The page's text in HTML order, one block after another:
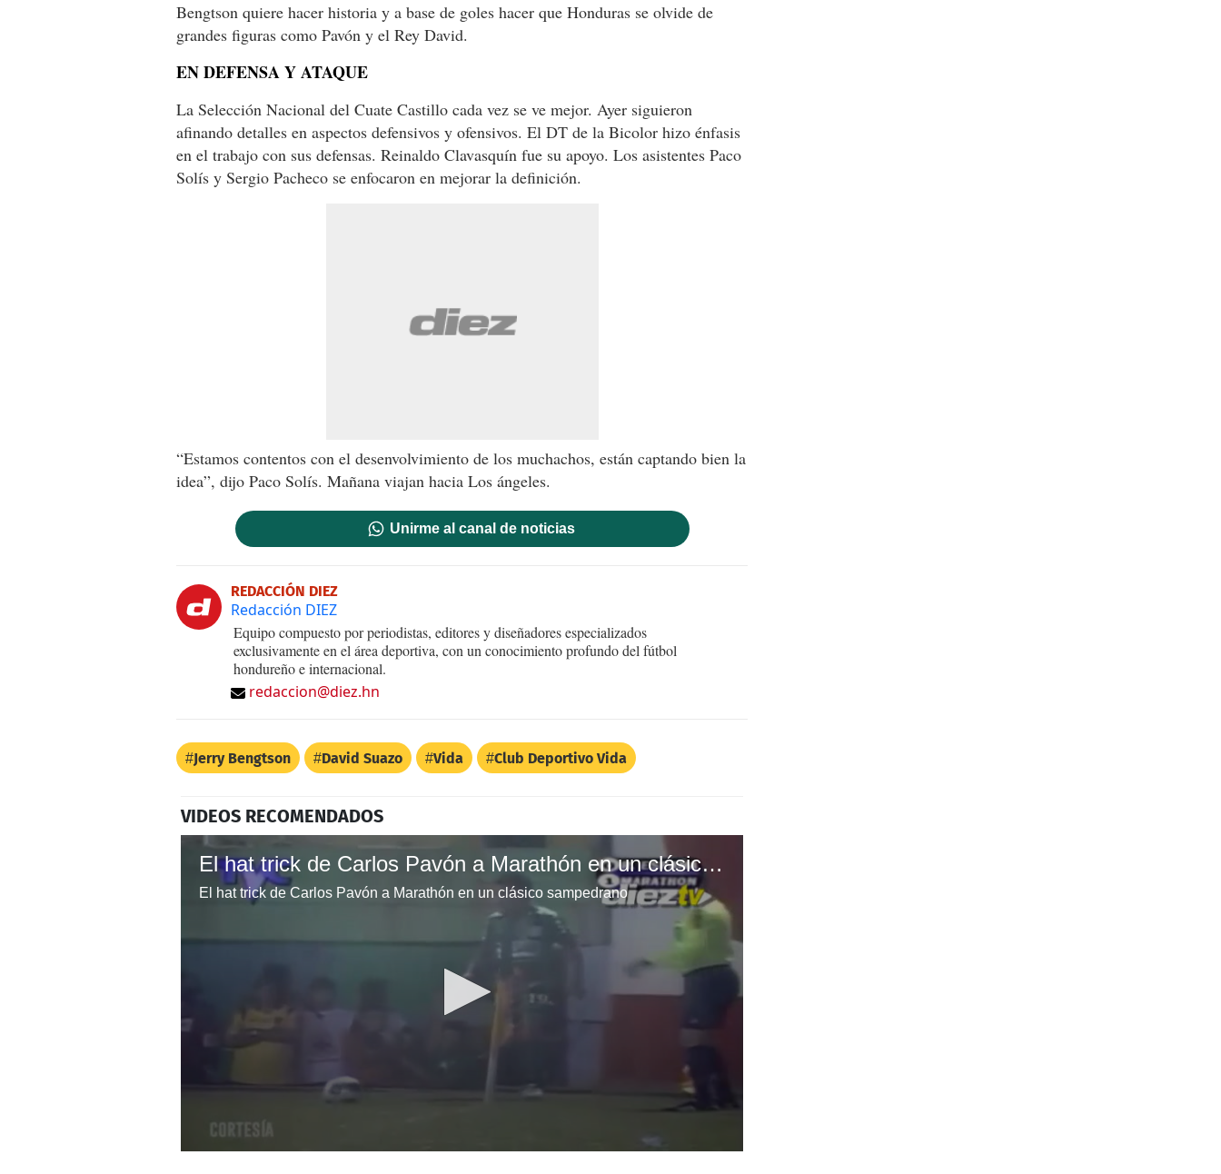
Bengtson quiere hacer historia y a base de goles hacer que Honduras se olvide de
grandes figuras como Pavón y el Rey David.
EN DEFENSA Y ATAQUE
La Selección Nacional del Cuate Castillo cada vez se ve mejor. Ayer siguieron
afinando detalles en aspectos defensivos y ofensivos. El DT de la Bicolor hizo énfasis
en el trabajo con sus defensas. Reinaldo Clavasquín fue su apoyo. Los asistentes Paco
Solís y Sergio Pacheco se enfocaron en mejorar la definición.
“Estamos contentos con el desenvolvimiento de los muchachos, están captando bien la
idea”, dijo Paco Solís. Mañana viajan hacia Los ángeles.
Unirme al canal de noticias
REDACCIÓN DIEZ
Redacción DIEZ
Equipo compuesto por periodistas, editores y diseñadores especializados
exclusivamente en el área deportiva, con un conocimiento profundo del fútbol
hondureño e internacional.
redaccion@diez.hn
Jerry Bengtson David Suazo Vida Club Deportivo Vida
VIDEOS RECOMENDADOS
El hat trick de Carlos Pavón a Marathón en un clásico sampedrano
El hat trick de Carlos Pavón a Marathón en un clásico sampedrano